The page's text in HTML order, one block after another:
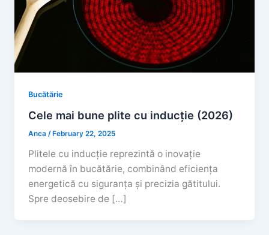
Bucătărie
Cele mai bune plite cu inducție (2026)
Anca/ February 22, 2025
Plitele cu inducție reprezintă o inovație
modernă în bucătărie, combinând eficiența
energetică cu siguranța și precizia gătitului.
Spre deosebire de […]